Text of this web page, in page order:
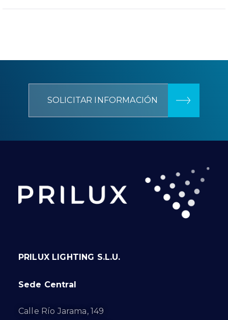
SOLICITAR INFORMACIÓN
PRILUX LIGHTING S.L.U.
Sede Central
Calle Río Jarama, 149